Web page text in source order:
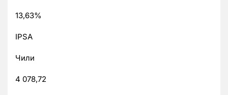
13,63%
IPSA
Чили
4 078,72